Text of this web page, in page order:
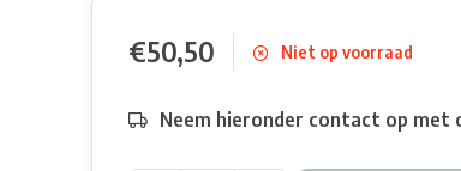
€50,50 Niet op voorraad
Neem hieronder contact op met